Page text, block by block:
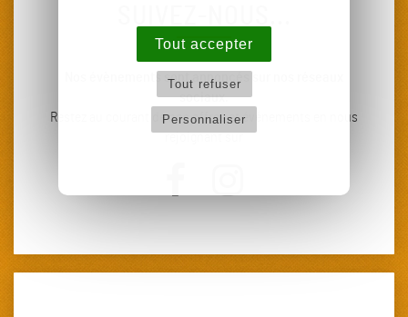
Tout accepter
Tout refuser
Personnaliser
Nos évènements sont annoncés sur nos réseaux
sociaux.
Restez au courant de nos offres et événements en nous
rejoignant sur